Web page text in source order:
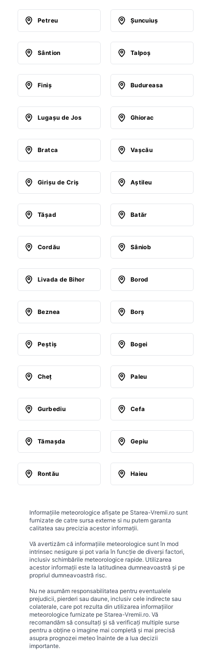
Petreu Şuncuiuş
Sântion Talpoş
Finiş Budureasa
Lugaşu de Jos Ghiorac
Bratca Vaşcău
Girişu de Criş Aştileu
Tăşad Batăr
Cordău Sâniob
Livada de Bihor Borod
Beznea Borş
Peştiş Bogei
Cheţ Paleu
Gurbediu Cefa
Tămaşda Gepiu
Rontău Haieu
Informațiile meteorologice afișate pe Starea-Vremii.ro sunt
furnizate de catre sursa externe si nu putem garanta
calitatea sau precizia acestor informații.
Vă avertizăm că informațiile meteorologice sunt în mod
intrinsec nesigure și pot varia în funcție de diverși factori,
inclusiv schimbările meteorologice rapide. Utilizarea
acestor informații este la latitudinea dumneavoastră și pe
propriul dumneavoastră risc.
Nu ne asumăm responsabilitatea pentru eventualele
prejudicii, pierderi sau daune, inclusiv cele indirecte sau
colaterale, care pot rezulta din utilizarea informațiilor
meteorologice furnizate pe Starea-Vremii.ro. Vă
recomandăm să consultați și să verificați multiple surse
pentru a obține o imagine mai completă și mai precisă
asupra prognozei meteo înainte de a lua decizii
importante.